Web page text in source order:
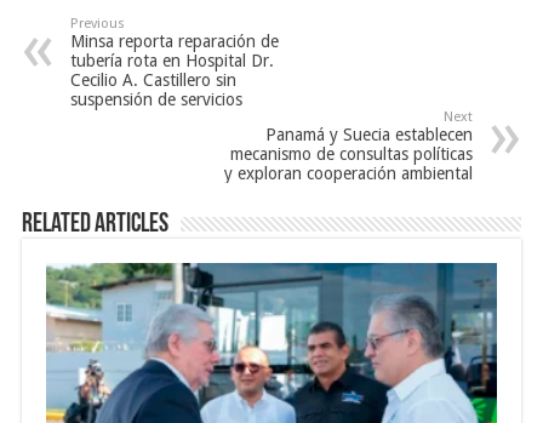
Previous
Minsa reporta reparación de
tubería rota en Hospital Dr.
Cecilio A. Castillero sin
suspensión de servicios
Next
Panamá y Suecia establecen
mecanismo de consultas políticas
y exploran cooperación ambiental
Related Articles